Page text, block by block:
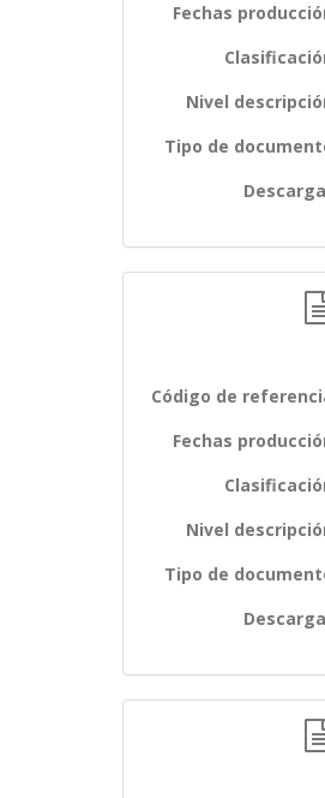
Fechas
Nivel
Tipo de
Código de
Fechas
Nivel
Tipo de